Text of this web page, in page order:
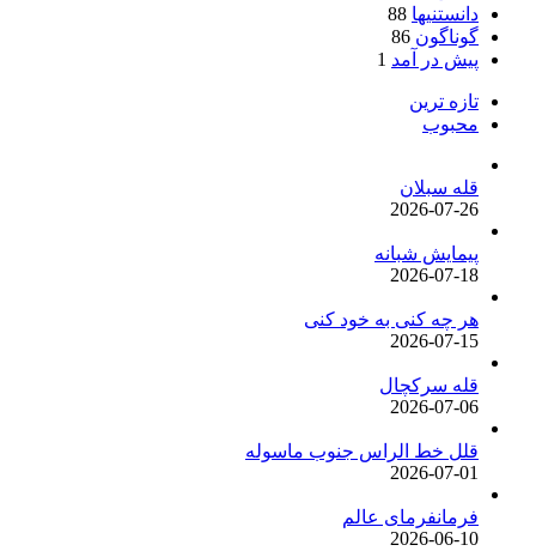
دانستنیها 88
گوناگون 86
پیش در آمد 1
تازه ترین
محبوب
قله سبلان
2026-07-26
پیمایش شبانه
2026-07-18
هر چه کنی به خود کنی
2026-07-15
قله سرکچال
2026-07-06
قلل خط الراس جنوب ماسوله
2026-07-01
فرمانفرمای عالم
2026-06-10